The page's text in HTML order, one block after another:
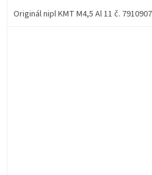
Originál nipl KMT M4,5 Al 11 č.